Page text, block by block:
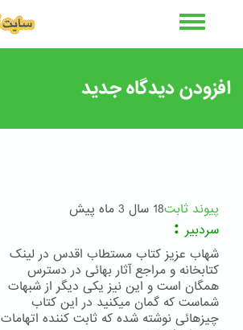
افزودن دیدگاه جدید
پیوند ثابت18 سال 3 ماه پیش
سردبیر:
شهاب عزیز کتاب مستطاب اقدس در لینک
کتابخانه و مراجع آثار بهائی در دسترس
همگان است و این نیز یکی دیگر از شبهات
شماست که گمان میکنید در این کتاب
چیزهائی نوشته شده که ثابت کننده اتهامات